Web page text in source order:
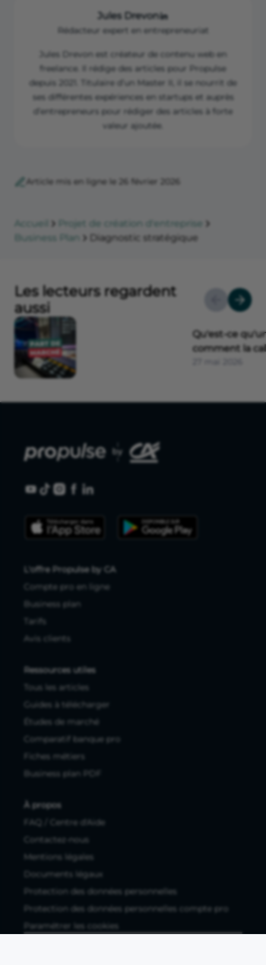
Jules Drevon
Rédacteur expert en entrepreneuriat
Jules Drevon est créateur de contenu web en
freelance. Il rédige des articles pour Propulse
depuis 2021. Titulaire d’un Master II, il se nourrit de
ses différentes expériences en startups et auprès
d’entrepreneurs pour rédiger des articles à forte
valeur ajoutée.
Article mis en ligne le 26 février 2026
Accueil
Projet de création d'entreprise
Business Plan
Diagnostic stratégique
Les lecteurs regardent
aussi
Qu'est-ce
comment la
L'offre Propulse by CA
Compte pro en ligne
Business plan
Tarifs
Avis clients
Ressources utiles
Tous les articles
Guides à télécharger
Études de marché
Comparatif banque pro
Fiches métiers
Business plan PDF
À propos
FAQ / Centre d'Aide
Contactez-nous
Mentions légales
Documents légaux
Protection des données personnelles
Protection des données personnelles compte pro
Paramétrer les cookies